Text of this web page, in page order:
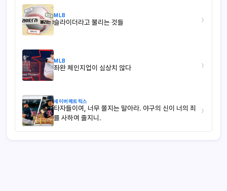
MLB
슬라이더라고 불리는 것들 ›
MLB
좌완 체인지업이 심상치 않다 ›
세이버메트릭스
타자들이여, 너무 쫄지는 말아라. 야구의 신이 너의 죄
를 사하여 줄지니.
›